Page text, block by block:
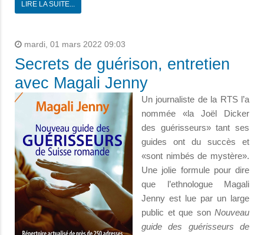
LIRE LA SUITE...
mardi, 01 mars 2022 09:03
Secrets de guérison, entretien
avec Magali Jenny
Un journaliste de la RTS l’a
nommée «la Joël Dicker
des guérisseurs» tant ses
guides ont du succès et
«sont nimbés de mystère».
Une jolie formule pour dire
que l’ethnologue Magali
Jenny est lue par un large
public et que son Nouveau
guide des guérisseurs de